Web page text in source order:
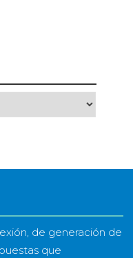
de generación de
que